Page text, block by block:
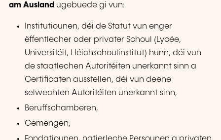
am Ausland ugebuede gi vun:
Institutiounen, déi de Statut vun enger
ëffentlecher oder privater Schoul (Lycée,
Universitéit, Héichschoulinstitut) hunn, déi vun
de staatlechen Autoritéiten unerkannt sinn a
Certificaten ausstellen, déi vun deene
selwechten Autoritéiten unerkannt sinn,
Beruffschamberen,
Gemengen,